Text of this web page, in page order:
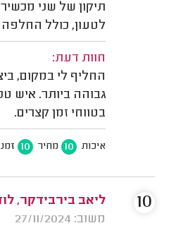
תיקון של שני
לטעון, כולל
חוות דעת:
החליף לי במקום,
גבוהה ביותר. איש
בטווחי זמן קצרים.
איכות 10 מחיר 10
ליאב בירבידקר,
משוב: 27/11/2024
10